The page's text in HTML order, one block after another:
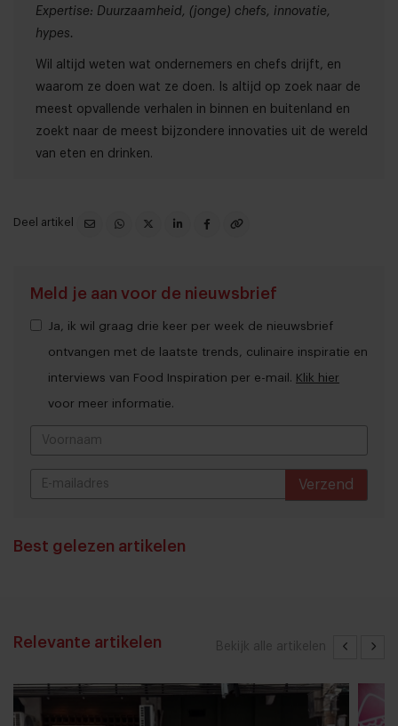
Expertise: Duurzaamheid, (jonge) chefs, innovatie,
hypes.
Wil altijd weten wat ondernemers en chefs drijft, en
waarom ze doen wat ze doen. Is altijd op zoek naar de
meest opvallende verhalen in binnen en buitenland en
zoekt naar de meest bijzondere innovaties uit de wereld
van eten en drinken.
Deel artikel
Meld je aan voor de nieuwsbrief
Ja, ik wil graag drie keer per week de nieuwsbrief
ontvangen met de laatste trends, culinaire inspiratie en
interviews van Food Inspiration per e-mail. Klik hier
voor meer informatie.
Verzend
Best gelezen artikelen
Bekijk alle artikelen
Relevante artikelen